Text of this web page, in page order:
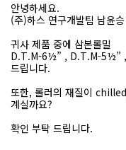
본문
안녕하세요.
(주)하스 연구개발팀 남윤
귀사 제품 중에 삼본롤밀
D.T.M-6½” , D.T.M-5½” ,
드립니다.
또한, 롤러의 재질이
계실까요?
확인 부탁 드립니다.